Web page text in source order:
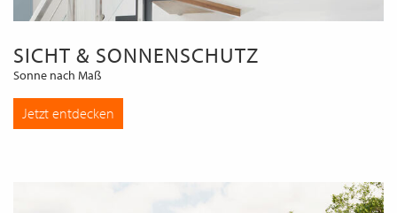
SICHT & SONNENSCHUTZ
Sonne nach Maß
Jetzt entdecken